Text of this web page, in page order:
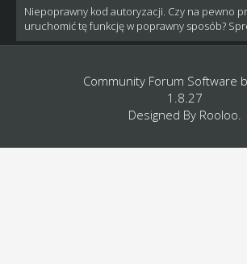
Niepoprawny kod autoryzacji. Czy na pewno
uruchomić tę funkcję w poprawny sposób?
Community Forum Software
1.8.27
Designed By Rooloo.